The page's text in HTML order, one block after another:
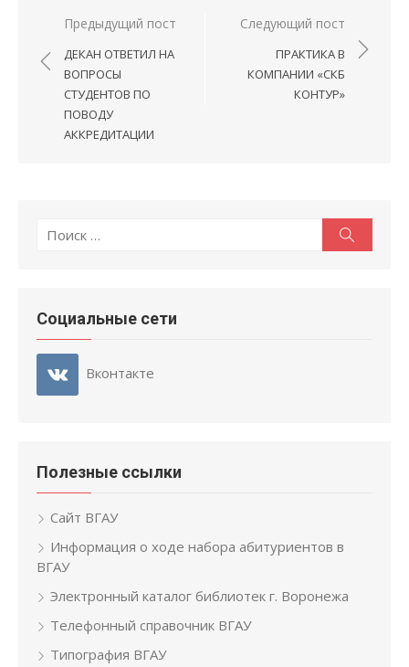
Навигация
по
записям
Предыдущий пост
ДЕКАН ОТВЕТИЛ НА
ВОПРОСЫ
СТУДЕНТОВ ПО
ПОВОДУ
АККРЕДИТАЦИИ
Следующий пост
ПРАКТИКА В
КОМПАНИИ «СКБ
КОНТУР»
Поиск:
Социальные сети
Вконтакте
Полезные ссылки
Сайт ВГАУ
Информация о ходе набора абитуриентов в
ВГАУ
Электронный каталог библиотек г. Воронежа
Телефонный справочник ВГАУ
Типография ВГАУ